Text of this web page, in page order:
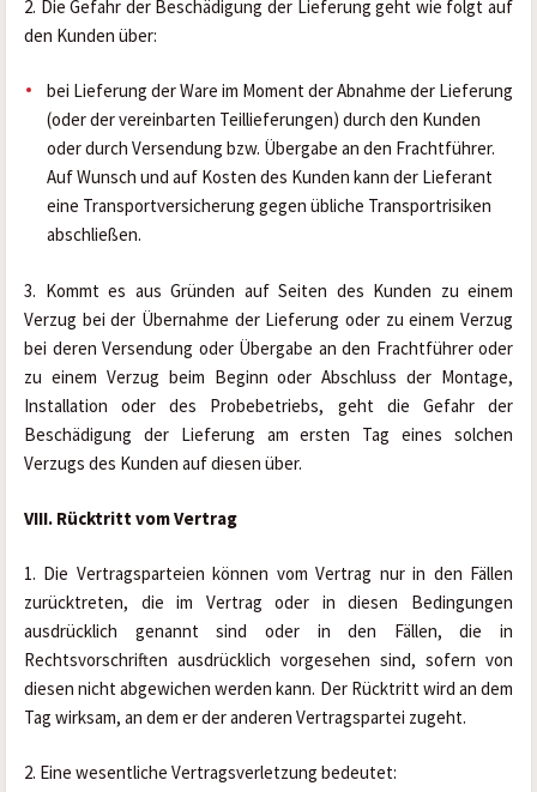
2. Die Gefahr der Beschädigung der Lieferung geht wie folgt auf
den Kunden über:
bei Lieferung der Ware im Moment der Abnahme der Lieferung
(oder der vereinbarten Teillieferungen) durch den Kunden
oder durch Versendung bzw. Übergabe an den Frachtführer.
Auf Wunsch und auf Kosten des Kunden kann der Lieferant
eine Transportversicherung gegen übliche Transportrisiken
abschließen.
3. Kommt es aus Gründen auf Seiten des Kunden zu einem
Verzug bei der Übernahme der Lieferung oder zu einem Verzug
bei deren Versendung oder Übergabe an den Frachtführer oder
zu einem Verzug beim Beginn oder Abschluss der Montage,
Installation oder des Probebetriebs, geht die Gefahr der
Beschädigung der Lieferung am ersten Tag eines solchen
Verzugs des Kunden auf diesen über.
VIII. Rücktritt vom Vertrag
1. Die Vertragsparteien können vom Vertrag nur in den Fällen
zurücktreten, die im Vertrag oder in diesen Bedingungen
ausdrücklich genannt sind oder in den Fällen, die in
Rechtsvorschriften ausdrücklich vorgesehen sind, sofern von
diesen nicht abgewichen werden kann. Der Rücktritt wird an dem
Tag wirksam, an dem er der anderen Vertragspartei zugeht.
2. Eine wesentliche Vertragsverletzung bedeutet: